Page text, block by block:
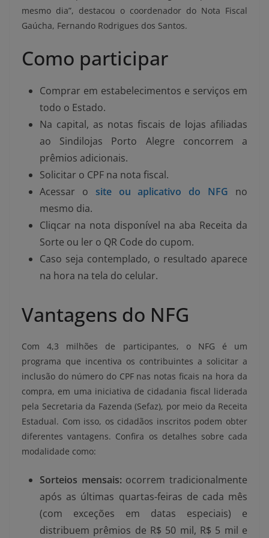
mesmo dia”, destacou o coordenador do Nota Fiscal
Gaúcha, Fernando Rodrigues dos Santos.
Como participar
Comprar em estabelecimentos e serviços em
todo o Estado.
Na capital, as notas fiscais de lojas afiliadas
ao Sindilojas Porto Alegre concorrem a
prêmios adicionais.
Solicitar o CPF na nota fiscal.
Acessar o site ou aplicativo do NFG no
mesmo dia.
Cliqcar na nota disponível na aba Receita da
Sorte ou ler o QR Code do cupom.
Caso seja contemplado, o resultado aparece
na hora na tela do celular.
Vantagens do NFG
Com 4,3 milhões de participantes, o NFG é um
programa que incentiva os contribuintes a solicitar a
inclusão do número do CPF nas notas ficais na hora da
compra, em uma iniciativa de cidadania fiscal liderada
pela Secretaria da Fazenda (Sefaz), por meio da Receita
Estadual. Com isso, os cidadãos inscritos podem obter
diferentes vantagens. Confira os detalhes sobre cada
modalidade como:
Sorteios mensais:ocorrem tradicionalmente
após as últimas quartas-feiras de cada mês
(com exceções em datas especiais) e
distribuem prêmios de R$ 50 mil, R$ 5 mil e